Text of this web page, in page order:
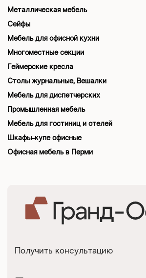
Металлическая мебель
Сейфы
Мебель для офисной кухни
Многоместные секции
Геймерские кресла
Столы журнальные, Вешалки
Мебель для диспетчерских
Промышленная мебель
Мебель для гостиниц и отелей
Шкафы-купе офисные
Офисная мебель в Перми
Получить консультацию